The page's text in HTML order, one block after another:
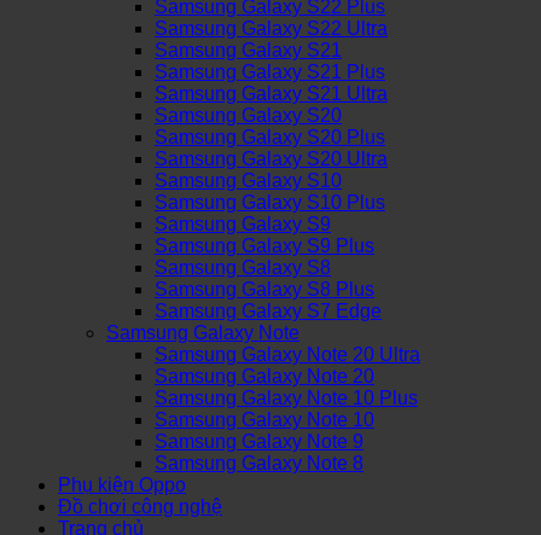
Samsung Galaxy S22 Plus
Samsung Galaxy S22 Ultra
Samsung Galaxy S21
Samsung Galaxy S21 Plus
Samsung Galaxy S21 Ultra
Samsung Galaxy S20
Samsung Galaxy S20 Plus
Samsung Galaxy S20 Ultra
Samsung Galaxy S10
Samsung Galaxy S10 Plus
Samsung Galaxy S9
Samsung Galaxy S9 Plus
Samsung Galaxy S8
Samsung Galaxy S8 Plus
Samsung Galaxy S7 Edge
Samsung Galaxy Note
Samsung Galaxy Note 20 Ultra
Samsung Galaxy Note 20
Samsung Galaxy Note 10 Plus
Samsung Galaxy Note 10
Samsung Galaxy Note 9
Samsung Galaxy Note 8
Phụ kiện Oppo
Đồ chơi công nghệ
Trang chủ